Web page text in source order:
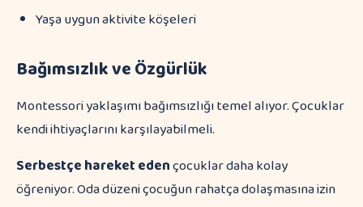
Yaşa uygun aktivite köşeleri
Bağımsızlık ve Özgürlük
Montessori yaklaşımı bağımsızlığı temel alıyor. Çocuklar
kendi ihtiyaçlarını karşılayabilmeli.
Serbestçe hareket edençocuklar daha kolay
öğreniyor. Oda düzeni çocuğun rahatça dolaşmasına izin